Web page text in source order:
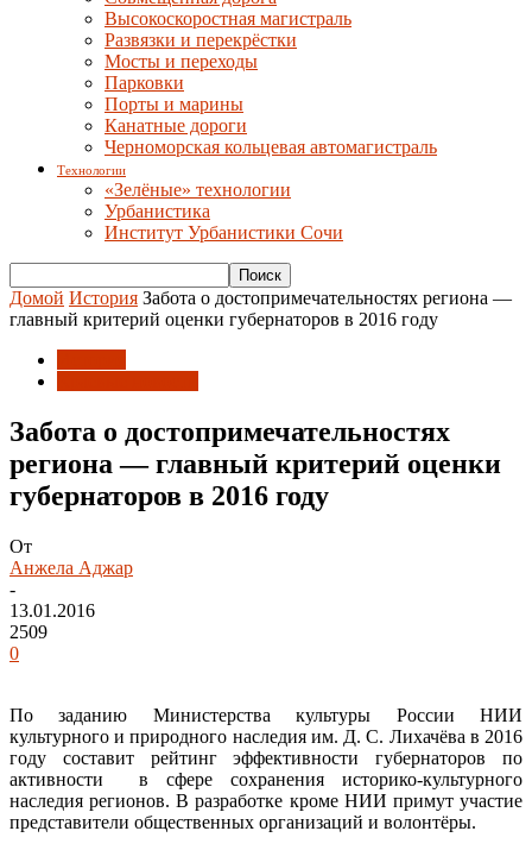
Высокоскоростная магистраль
Развязки и перекрёстки
Мосты и переходы
Парковки
Порты и марины
Канатные дороги
Черноморская кольцевая автомагистраль
Технологии
«Зелёные» технологии
Урбанистика
Институт Урбанистики Сочи
Домой История Забота о достопримечательностях региона —
главный критерий оценки губернаторов в 2016 году
Забота о достопримечательностях
региона — главный критерий оценки
губернаторов в 2016 году
От
Анжела Аджар
-
13.01.2016
2509
0
По заданию Министерства культуры России НИИ
культурного и природного наследия им. Д. С. Лихачёва в 2016
году составит рейтинг эффективности губернаторов по
активности в сфере сохранения историко-культурного
наследия регионов. В разработке кроме НИИ примут участие
представители общественных организаций и волонтёры.